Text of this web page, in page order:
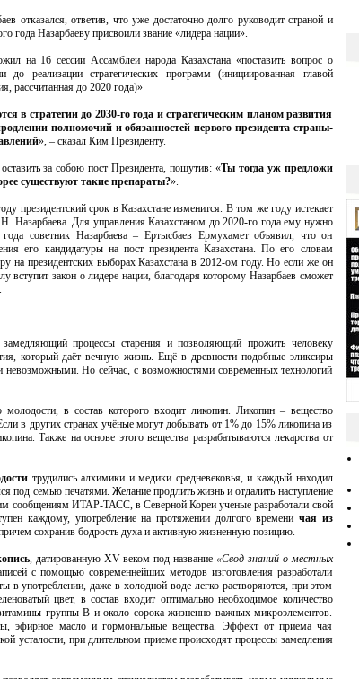
отказался, ответив, что уже достаточно долго руководит страной и
года Назарбаеву присвоили звание «лидера нации».
на 16 сессии Ассамблеи народа Казахстана «поставить вопрос о
реализации стратегических программ (инициированная главой
рассчитанная до 2020 года)»
в стратегии до 2030-го года и стратегическим планом развития
полномочий и обязанностей первого президента страны-
», – сказал Ким Президенту.
за собою пост Президента, пошутив: «Ты тогда уж предложи
существуют такие препараты?».
президентский срок в Казахстане изменится. В том же году истекает
Назарбаева. Для управления Казахстаном до 2020-го года ему нужно
советник Назарбаева – Ертысбаев Ермухамет объявил, что он
его кандидатуры на пост президента Казахстана. По его словам
на президентских выборах Казахстана в 2012-ом году. Но если же он
вступит закон о лидере нации, благодаря которому Назарбаев сможет
процессы старения и позволяющий прожить человеку
который даёт вечную жизнь. Ещё в древности подобные эликсиры
Но сейчас, с возможностями современных технологий
в состав которого входит ликопин. Ликопин – вещество
в других странах учёные могут добывать от 1% до 15% ликопина из
Также на основе этого вещества разрабатываются лекарства от
трудились алхимики и медики средневековья, и каждый находил
под семью печатями. Желание продлить жизнь и отдалить наступление
сообщениям ИТАР-ТАСС, в Северной Кореи ученые разработали свой
каждому, употребление на протяжении долгого времени чая из
сохранив бодрость духа и активную жизненную позицию.
, датированную XV веком под название «Свод знаний о местных
с помощью современнейших методов изготовления разработали
в употреблении, даже в холодной воде легко растворяются, при этом
цвет, в состав входит оптимально необходимое количество
группы В и около сорока жизненно важных микроэлементов.
эфирное масло и гормональные вещества. Эффект от приема чая
усталости, при длительном приеме происходят процессы замедления